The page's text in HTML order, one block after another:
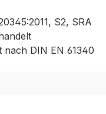
S2, SRA
nach DIN EN 61340